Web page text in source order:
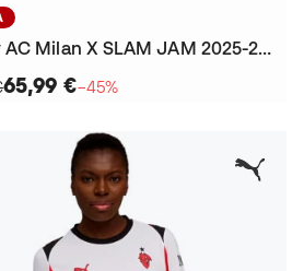
Jersey AC Milan X SLAM JAM 2025-2026
65,99 €−45%